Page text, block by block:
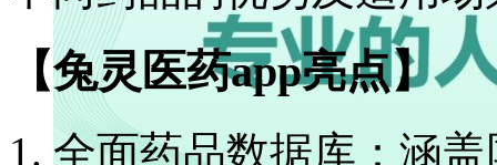
【兔灵医药app亮点】
1. 全面药品数据库：涵